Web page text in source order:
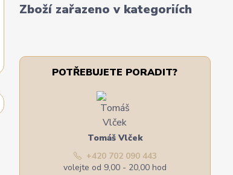
Zboží zařazeno v kategoriích
POTŘEBUJETE PORADIT?
Tomáš Vlček
+420 702 090 443
volejte od 9,00 - 20,00 hod